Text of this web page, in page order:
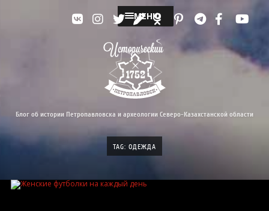
МЕНЮ
Блог об истории Петропавловска и археологии Северо-Казахстанской области
TAG: ОДЕЖДА